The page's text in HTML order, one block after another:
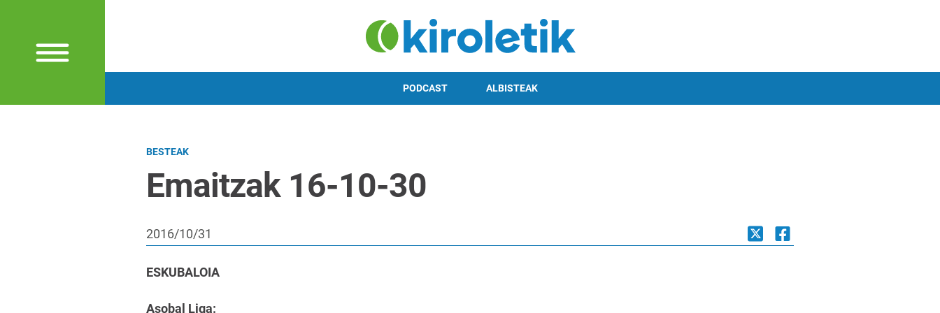
PODCAST ALBISTEAK
BESTEAK
Emaitzak 16-10-30
2016/10/31
ESKUBALOIA
Asobal Liga: